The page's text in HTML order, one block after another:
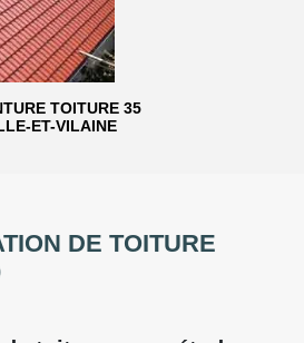
TOITURE 35
ET-VILAINE
DE TOITURE